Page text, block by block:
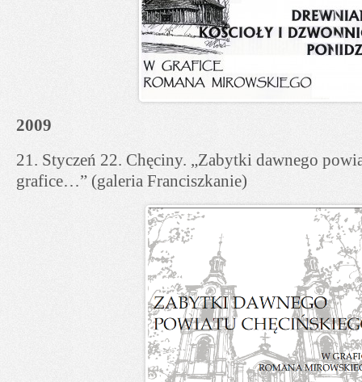
2009
21. Styczeń 22. Chęciny. „Zabytki dawnego
grafice…” (galeria Franciszkanie)